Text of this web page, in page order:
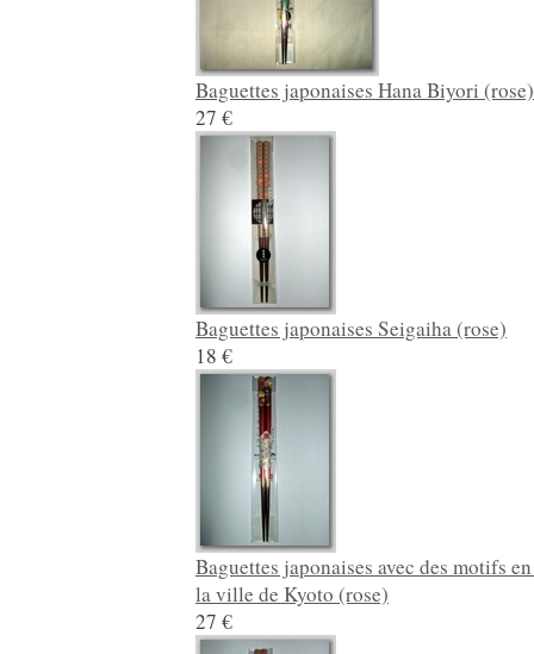
Baguettes japonaises Hana Biyori
27 €
Baguettes japonaises Seigaiha (rose)
18 €
Baguettes japonaises avec des motifs
la ville de Kyoto (rose)
27 €